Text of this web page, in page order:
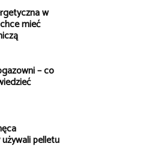
w
mieć
– co
pelletu